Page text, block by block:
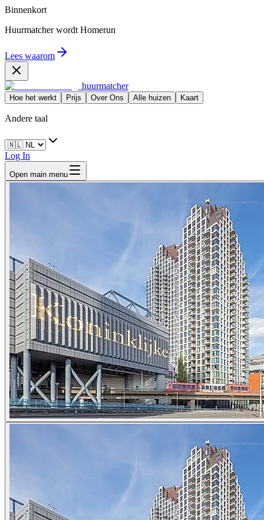
Binnenkort
Huurmatcher wordt Homerun
Lees waarom
huurmatcher
Hoe het werkt Prijs Over Ons Alle huizen Kaart
Andere taal
Log In
Open main menu